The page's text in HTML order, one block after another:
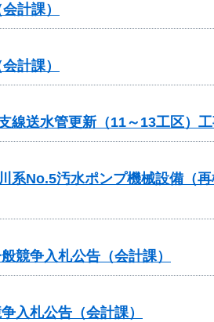
計課）
計課）
線送水管更新（11～13工区）
No.5汚水ポンプ機械設備（再
競争入札公告（会計課）
入札公告（会計課）